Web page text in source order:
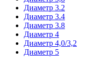
Диаметр 3.2
Диаметр 3.4
Диаметр 3.8
Диаметр 4
Диаметр 4,0/3,2
Диаметр 5